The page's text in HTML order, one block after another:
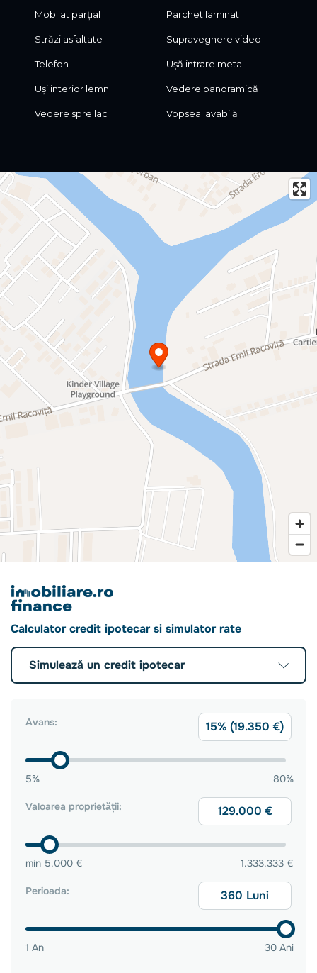
Mobilat parțial Parchet laminat
Străzi asfaltate Supraveghere video
Telefon Ușă intrare metal
Uși interior lemn Vedere panoramică
Vedere spre lac Vopsea lavabilă